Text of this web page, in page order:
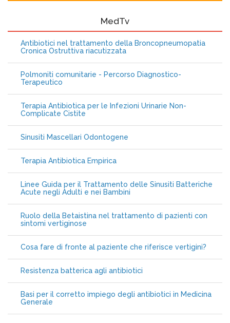
MedTv
Antibiotici nel trattamento della Broncopneumopatia
Cronica Ostruttiva riacutizzata
Polmoniti comunitarie - Percorso Diagnostico-
Terapeutico
Terapia Antibiotica per le Infezioni Urinarie Non-
Complicate Cistite
Sinusiti Mascellari Odontogene
Terapia Antibiotica Empirica
Linee Guida per il Trattamento delle Sinusiti Batteriche
Acute negli Adulti e nei Bambini
Ruolo della Betaistina nel trattamento di pazienti con
sintomi vertiginose
Cosa fare di fronte al paziente che riferisce vertigini?
Resistenza batterica agli antibiotici
Basi per il corretto impiego degli antibiotici in Medicina
Generale